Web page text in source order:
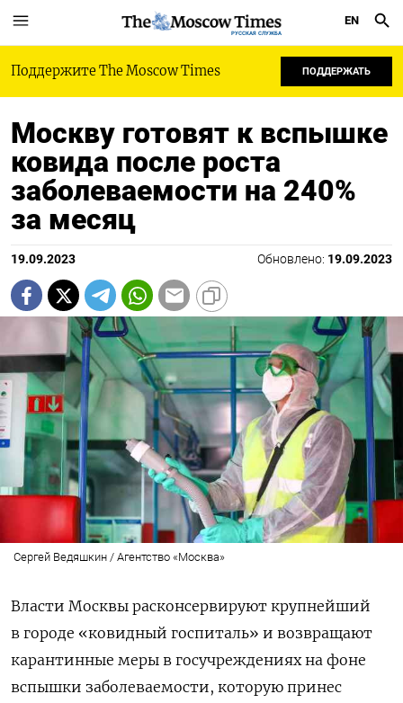
РУССКАЯ СЛУЖБА
EN
Поддержите The Moscow Times ПОДДЕРЖАТЬ
Москву готовят к вспышке
ковида после роста
заболеваемости на 240%
за месяц
19.09.2023 Обновлено: 19.09.2023
Сергей Ведяшкин / Агентство «Москва»
Власти Москвы расконсервируют крупнейший
в городе «ковидный госпиталь» и возвращают
карантинные меры в госучреждениях на фоне
вспышки заболеваемости, которую принес